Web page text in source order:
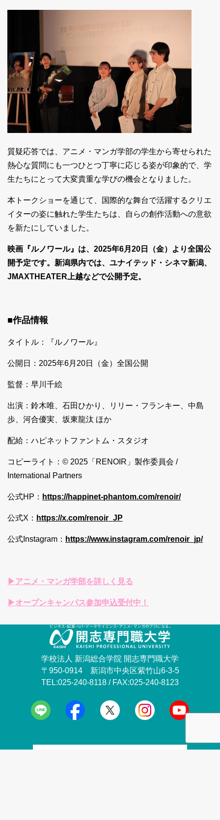
質疑応答では、アニメ・マンガ学部の学生から寄せられた
熱心な質問にも一つひとつ丁寧に応じる姿が印象的で、学
生たちにとって大変貴重な学びの機会となりました。
本トークショーを通じて、国際的な舞台で活躍するクリエ
イターの姿に触れた学生たちは、自らの創作活動への意欲
を新たにしていました。
映画『ルノワール』は、2025年6月20日（金）より全国公
開予定です。新潟県内では、ユナイテッド・シネマ新潟、
JMAXTHEATER上越などで公開予定。
■作品情報
タイトル：『ルノワール』
公開日：2025年6月20日（金）全国公開
監督：早川千絵
出演：鈴木唯、石田ひかり、リリー・フランキー、中島
歩、河合優実、坂東龍汰 ほか
配給：ハピネットファントム・スタジオ
コピーライト：© 2025「RENOIR」製作委員会 /
International Partners
公式HP： https://happinet-phantom.com/renoir/
公式X： https://x.com/renoir_JP
公式Instagram： https://www.instagram.com/renoir_jp/
▶アニメ・マンガ学部を詳しく見る
▶オープンキャンパス参加申込受付中！
学校法人 新潟総合学院 開志専門職大学
〒950-0914 新潟市中央区紫竹山6-3-5
TEL:025-240-8118 / FAX:025-240-8123